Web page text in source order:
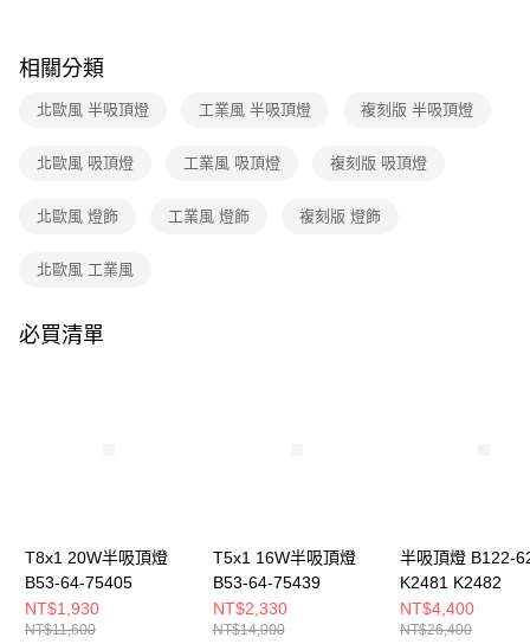
後付繳納相關費用。
是否繳費成功／繳費後需取消欲退款等相關疑問，請聯繫「AFTEE先享後付
易，需依本服務之必要範圍內提供個人資料，並將交易相關給付款項請求債
２．關於個人資料處理事宜，請瀏覽以下網址：
「AFTEE先享後付」，若未經同意申辦者引起之損失，本公司不負相關責
任。
相關分類
北歐風 半吸頂燈 工業風 半吸頂燈 複刻版 半吸頂燈
北歐風 吸頂燈 工業風 吸頂燈 複刻版 吸頂燈
北歐風 燈飾 工業風 燈飾 複刻版 燈飾
北歐風 工業風
必買清單
T8x1 20W半吸頂燈
B53-64-75405
NT$1,930
NT$11,600
T5x1 16W半吸頂燈
B53-64-75439
NT$2,330
NT$14,000
半吸頂燈 B122-
K2481 K2482
NT$4,400
NT$26,400